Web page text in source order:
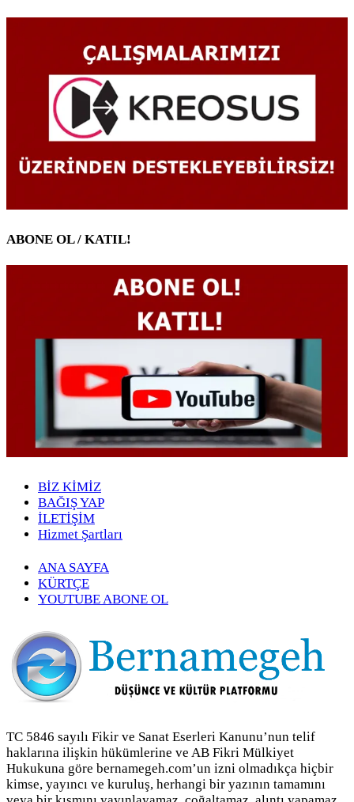
ABONE OL / KATIL!
BİZ KİMİZ
BAĞIŞ YAP
İLETİŞİM
Hizmet Şartları
ANA SAYFA
KÜRTÇE
YOUTUBE ABONE OL
TC 5846 sayılı Fikir ve Sanat Eserleri Kanunu’nun telif
haklarına ilişkin hükümlerine ve AB Fikri Mülkiyet
Hukukuna göre bernamegeh.com’un izni olmadıkça hiçbir
kimse, yayıncı ve kuruluş, herhangi bir yazının tamamını